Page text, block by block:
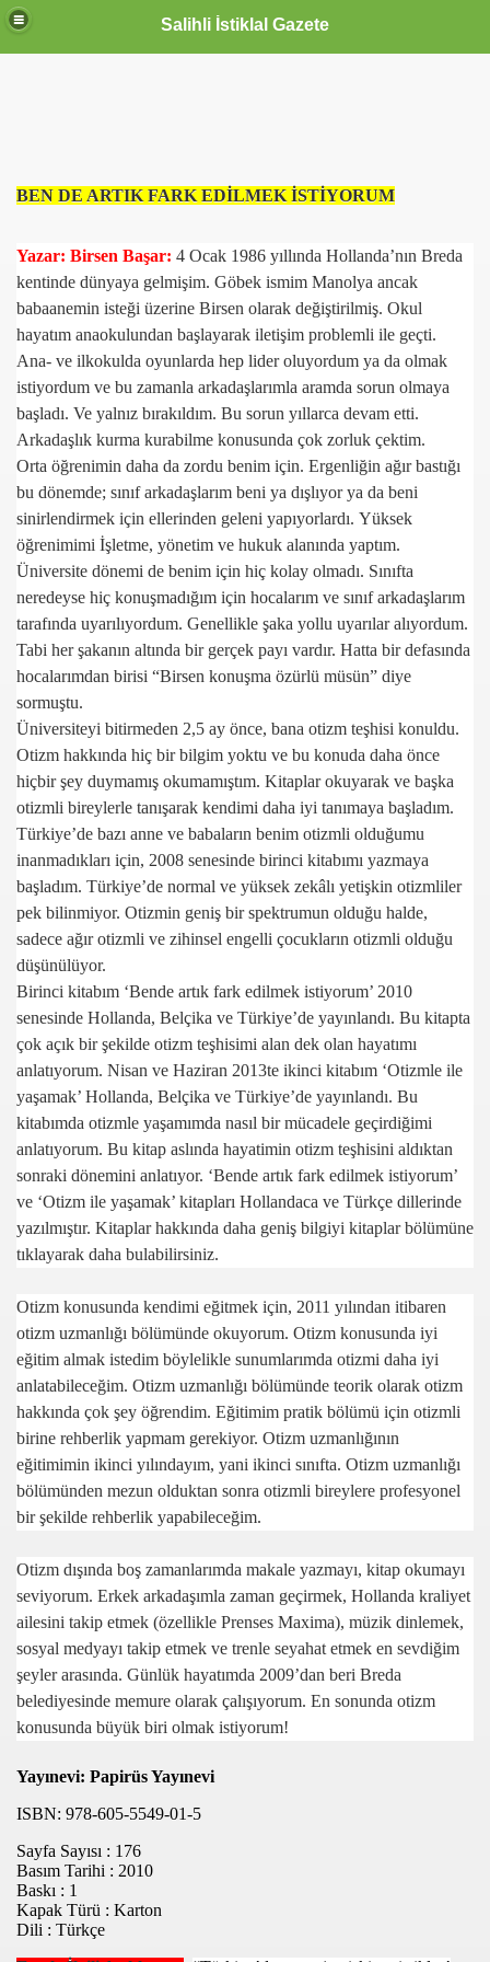
Salihli İstiklal Gazete
BEN DE ARTIK FARK EDİLMEK İSTİYORUM
Yazar: Birsen Başar: 4 Ocak 1986 yıllında Hollanda’nın Breda
kentinde dünyaya gelmişim. Göbek ismim Manolya ancak
babaanemin isteği üzerine Birsen olarak değiştirilmiş. Okul
hayatım anaokulundan başlayarak iletişim problemli ile geçti.
Ana- ve ilkokulda oyunlarda hep lider oluyordum ya da olmak
istiyordum ve bu zamanla arkadaşlarımla aramda sorun olmaya
başladı. Ve yalnız bırakıldım. Bu sorun yıllarca devam etti.
Arkadaşlık kurma kurabilme konusunda çok zorluk çektim.
Orta öğrenimin daha da zordu benim için. Ergenliğin ağır bastığı
bu dönemde; sınıf arkadaşlarım beni ya dışlıyor ya da beni
sinirlendirmek için ellerinden geleni yapıyorlardı. Yüksek
öğrenimimi İşletme, yönetim ve hukuk alanında yaptım.
Üniversite dönemi de benim için hiç kolay olmadı. Sınıfta
neredeyse hiç konuşmadığım için hocalarım ve sınıf arkadaşlarım
tarafında uyarılıyordum. Genellikle şaka yollu uyarılar alıyordum.
Tabi her şakanın altında bir gerçek payı vardır. Hatta bir defasında
hocalarımdan birisi “Birsen konuşma özürlü müsün” diye
sormuştu.
Üniversiteyi bitirmeden 2,5 ay önce, bana otizm teşhisi konuldu.
Otizm hakkında hiç bir bilgim yoktu ve bu konuda daha önce
hiçbir şey duymamış okumamıştım. Kitaplar okuyarak ve başka
otizmli bireylerle tanışarak kendimi daha iyi tanımaya başladım.
Türkiye’de bazı anne ve babaların benim otizmli olduğumu
inanmadıkları için, 2008 senesinde birinci kitabımı yazmaya
başladım. Türkiye’de normal ve yüksek zekâlı yetişkin otizmliler
pek bilinmiyor. Otizmin geniş bir spektrumun olduğu halde,
sadece ağır otizmli ve zihinsel engelli çocukların otizmli olduğu
düşünülüyor.
Birinci kitabım ‘Bende artık fark edilmek istiyorum’ 2010
senesinde Hollanda, Belçika ve Türkiye’de yayınlandı. Bu kitapta
çok açık bir şekilde otizm teşhisimi alan dek olan hayatımı
anlatıyorum. Nisan ve Haziran 2013te ikinci kitabım ‘Otizmle ile
yaşamak’ Hollanda, Belçika ve Türkiye’de yayınlandı. Bu
kitabımda otizmle yaşamımda nasıl bir mücadele geçirdiğimi
anlatıyorum. Bu kitap aslında hayatimin otizm teşhisini aldıktan
sonraki dönemini anlatıyor. ‘Bende artık fark edilmek istiyorum’
ve ‘Otizm ile yaşamak’ kitapları Hollandaca ve Türkçe dillerinde
yazılmıştır. Kitaplar hakkında daha geniş bilgiyi kitaplar bölümüne
tıklayarak daha bulabilirsiniz.
Otizm konusunda kendimi eğitmek için, 2011 yılından itibaren
otizm uzmanlığı bölümünde okuyorum. Otizm konusunda iyi
eğitim almak istedim böylelikle sunumlarımda otizmi daha iyi
anlatabileceğim. Otizm uzmanlığı bölümünde teorik olarak otizm
hakkında çok şey öğrendim. Eğitimim pratik bölümü için otizmli
birine rehberlik yapmam gerekiyor. Otizm uzmanlığının
eğitimimin ikinci yılındayım, yani ikinci sınıfta. Otizm uzmanlığı
bölümünden mezun olduktan sonra otizmli bireylere profesyonel
bir şekilde rehberlik yapabileceğim.
Otizm dışında boş zamanlarımda makale yazmayı, kitap okumayı
seviyorum. Erkek arkadaşımla zaman geçirmek, Hollanda kraliyet
ailesini takip etmek (özellikle Prenses Maxima), müzik dinlemek,
sosyal medyayı takip etmek ve trenle seyahat etmek en sevdiğim
şeyler arasında. Günlük hayatımda 2009’dan beri Breda
belediyesinde memure olarak çalışıyorum. En sonunda otizm
konusunda büyük biri olmak istiyorum!
Yayınevi: Papirüs Yayınevi
ISBN: 978-605-5549-01-5
Sayfa Sayısı : 176
Basım Tarihi : 2010
Baskı : 1
Kapak Türü : Karton
Dili : Türkçe
LİEN
İSTİYORUM